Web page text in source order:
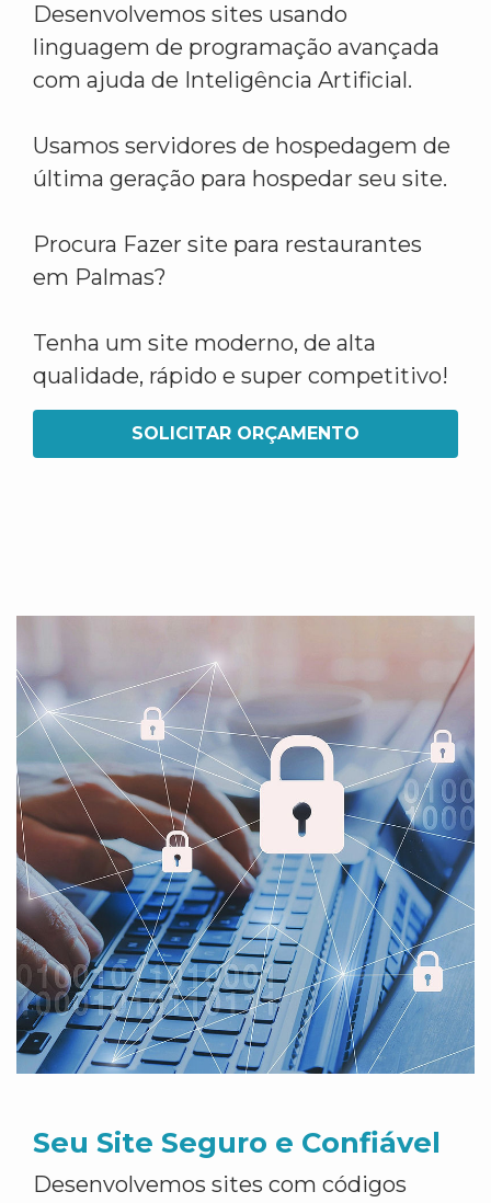
Desenvolvemos sites usando
linguagem de programação avançada
com ajuda de Inteligência Artificial.
Usamos servidores de hospedagem de
última geração para hospedar seu site.
Procura Fazer site para restaurantes
em Palmas?
Tenha um site moderno, de alta
qualidade, rápido e super competitivo!
SOLICITAR ORÇAMENTO
Seu Site Seguro e Confiável
Desenvolvemos sites com códigos